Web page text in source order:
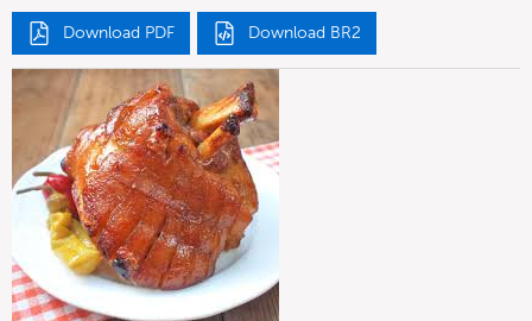
Download PDF Download BR2